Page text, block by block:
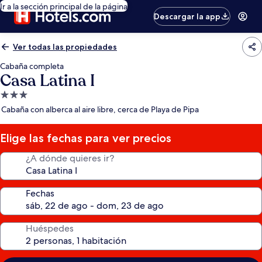
Ir a la sección principal de la página
Descargar la app
Ver todas las propiedades
Cabaña completa
Casa Latina I
Propiedad
de
estrellas
Cabaña con alberca al aire libre, cerca de Playa de Pipa
Elige las fechas para ver precios
¿A dónde quieres ir?
Fechas
Huéspedes